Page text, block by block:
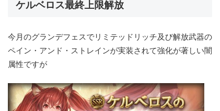
ケルベロス最終上限解放
今月のグランデフェスでリミテッドリッチ及び解放武器の
ペイン・アンド・ストレインが実装されて強化が著しい闇
属性ですが